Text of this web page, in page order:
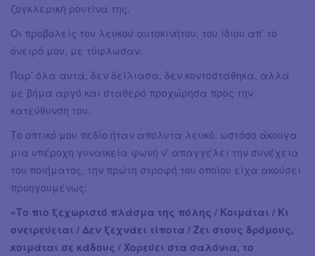
ζογκλερική ρουτίνα της.
Οι προβολείς του λευκού αυτοκινήτου, του ίδιου απ’ το
όνειρό μου, με τύφλωσαν.
Παρ’ όλα αυτά, δεν δείλιασα, δεν κοντοστάθηκα, αλλά
με βήμα αργό και σταθερό προχώρησα προς την
κατεύθυνση του.
Το οπτικό μου πεδίο ήταν απόλυτα λευκό, ωστόσο άκουγα
μια υπέροχη γυναικεία φωνή ν’ απαγγέλει την συνέχεια
του ποιήματος, την πρώτη στροφή του οποίου είχα ακούσει
προηγουμένως:
«Το πιο ξεχωριστό πλάσμα της πόλης / Κοιμάται / Κι
ονειρεύεται / Δεν ξεχνάει τίποτα / Ζει στους δρόμους,
κοιμάται σε κάδους / Χορεύει στα σαλόνια, το